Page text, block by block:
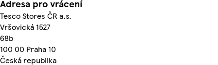
Adresa pro vrácení
Tesco Stores ČR a.s.
Vršovická 1527
68b
100 00 Praha 10
Česká republika